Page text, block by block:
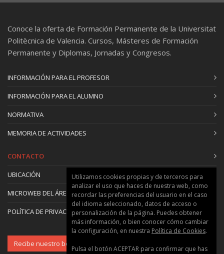
Conoce la oferta de Formación Permanente de la Universitat
Politècnica de Valencia. Cursos, Másteres de Formación
Permanente y Diplomas, Jornadas y Congresos.
INFORMACIÓN PARA EL PROFESOR
INFORMACIÓN PARA EL ALUMNO
NORMATIVA
MEMORIA DE ACTIVIDADES
CONTACTO
UBICACIÓN
MICROWEB DEL ÁREA
POLÍTICA DE PRIVACIDAD Y COOKIES
Recibe nuestro boletín
Utilizamos cookies propias y de terceros para
analizar el uso que haces de nuestra web, como
recordar las preferencias del usuario en el caso
del idioma seleccionado, datos de acceso o
personalización de la página. Puedes obtener
más información, o bien conocer cómo cambiar
la configuración, en nuestra Política de Cookies.
Pulsa el botón ACEPTAR para confirmar que has